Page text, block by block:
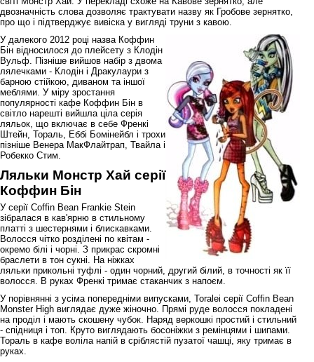
двозначність слова дозволяє трактувати назву як Гробове зернятко,
про що і підтверджує вивіска у вигляді труни з кавою.
У далекого 2012 році назва Коффин
Бін відносилося до плейсету з Клодін
Вульф. Пізніше вийшов набір з двома
лялечками - Клодін і Дракулаури з
барною стійкою, диваном та іншої
меблями. У міру зростання
популярності кафе Коффин Бін в
світло нарешті вийшла ціла серія
ляльок, що включає в себе Френкі
Штейн, Тораль, Еббі Бомінейбл і трохи
пізніше Венера МакФлайтрап, Твайла і
Робекко Стим.
Ляльки Монстр Хай серії
Коффин Бін
У серії Coffin Bean Frankie Stein
зібралася в кав'ярню в стильному
платті з шестернями і блискавками.
Волосся чітко розділені по квітам -
окремо білі і чорні. З прикрас скромні
браслети в тон сукні. На ніжках
ляльки прикольні туфлі - один чорний, другий білий, в точності як її
волосся. В руках Френкі тримає стаканчик з напоєм.
У порівнянні з усіма попередніми випусками, Toralei серії Coffin Bean
Monster High виглядає дуже жіночно. Прямі руде волосся покладені
на проділ і мають скошену чубок. Наряд веркошкі простий і стильний
- спідниця і топ. Круто виглядають босоніжки з ремінцями і шипами.
Тораль в кафе воліла напій в сріблястій пузатої чашці, яку тримає в
руках.